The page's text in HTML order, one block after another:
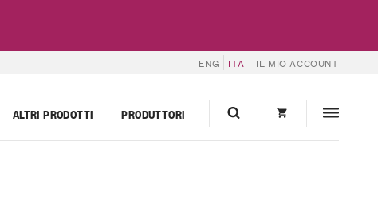
ENG ITA IL MIO ACCOUNT
ALTRI PRODOTTI PRODUTTORI